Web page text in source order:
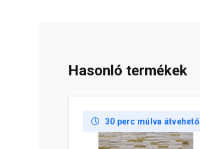
Hasonló termékek
30 perc múlva átvehető